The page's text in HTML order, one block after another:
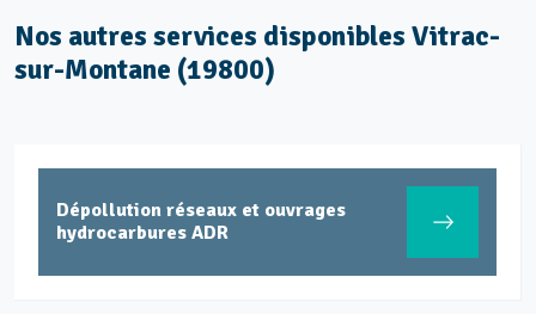
Nos autres services disponibles Vitrac-
sur-Montane (19800)
Dépollution réseaux et ouvrages
hydrocarbures ADR